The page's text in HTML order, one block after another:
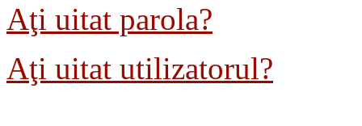
Aţi uitat parola?
Aţi uitat utilizatorul?